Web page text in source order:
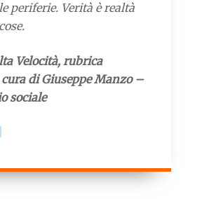
periferie. Verità è realtà
Velocità, rubrica
di Giuseppe Manzo –
sociale
e
g